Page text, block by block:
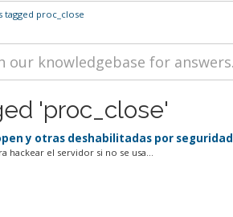
tagged proc_close
'proc_close'
y otras deshabilitadas por seguridad
hackear el servidor si no se usa...